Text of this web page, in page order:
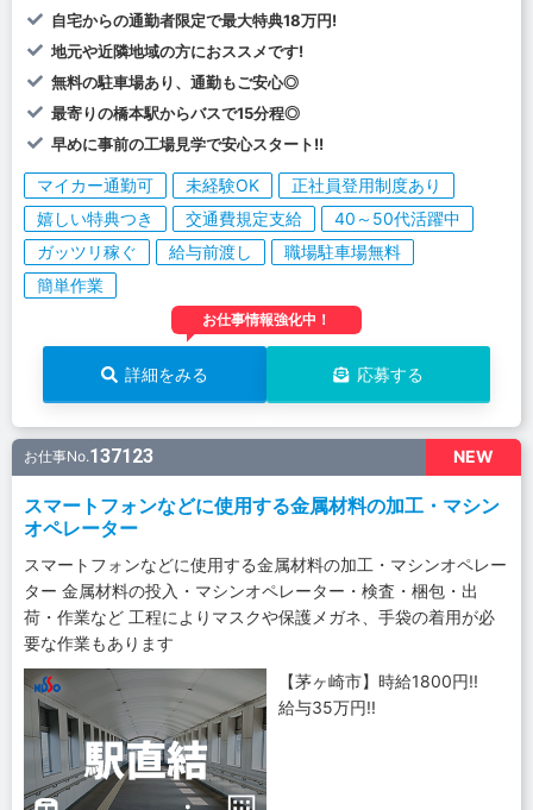
自宅からの通勤者限定で最大特典18万円!
地元や近隣地域の方におススメです!
無料の駐車場あり、通勤もご安心◎
最寄りの橋本駅からバスで15分程◎
早めに事前の工場見学で安心スタート!!
マイカー通勤可 未経験OK
正社員登用制度あり
嬉しい特典つき
交通費規定支給
40～50代活躍中
ガッツリ稼ぐ
給与前渡し
職場駐車場無料
簡単作業
お仕事情報強化中！
詳細をみる 応募する
NEW
お仕事No.137123
スマートフォンなどに使用する金属材料の加工・マシン
オペレーター
スマートフォンなどに使用する金属材料の加工・マシンオペレー
ター 金属材料の投入・マシンオペレーター・検査・梱包・出
荷・作業など 工程によりマスクや保護メガネ、手袋の着用が必
要な作業もあります
【茅ヶ崎市】時給1800円!!
給与35万円!!